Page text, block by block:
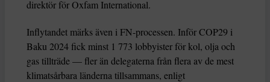
direktör för Oxfam International.
Inflytandet märks även i FN-processen. Inför COP29 i
Baku 2024 fick minst 1 773 lobbyister för kol, olja och
gas tillträde — fler än delegaterna från flera av de mest
klimatsårbara länderna tillsammans, enligt